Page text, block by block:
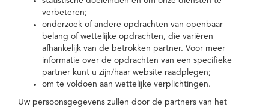
verbeteren;
onderzoek of andere opdrachten van openbaar
belang of wettelijke opdrachten, die variëren
afhankelijk van de betrokken partner. Voor meer
informatie over de opdrachten van een specifieke
partner kunt u zijn/haar website raadplegen;
om te voldoen aan wettelijke verplichtingen.
Uw persoonsgegevens zullen door de partners van het